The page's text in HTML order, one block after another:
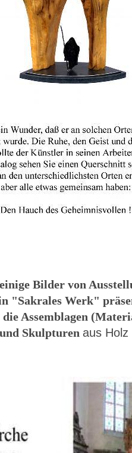
Bilder von
"Sakrales Werk"
die Assemblagen
Skulpturenaus Holz